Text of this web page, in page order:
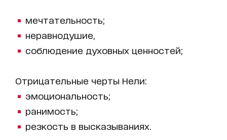
мечтательность;
неравнодушие,
соблюдение духовных ценностей;
Отрицательные черты Нели:
эмоциональность;
ранимость;
резкость в высказываниях.